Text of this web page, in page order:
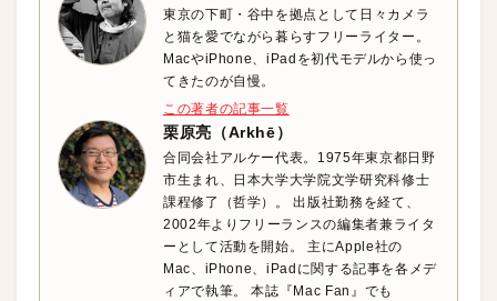
東京の下町・谷中を拠点として日々カメラ
と猫を愛でながら暮らすフリーライター。
MacやiPhone、iPadを初代モデルから使っ
てきたのが自慢。
この著者の記事一覧
栗原亮（Arkhē）
合同会社アルケー代表。1975年東京都日野
市生まれ、日本大学大学院文学研究科修士
課程修了（哲学）。 出版社勤務を経て、
2002年よりフリーランスの編集者兼ライタ
ーとして活動を開始。 主にApple社の
Mac、iPhone、iPadに関する記事を各メデ
ィアで執筆。 本誌『Mac Fan』でも